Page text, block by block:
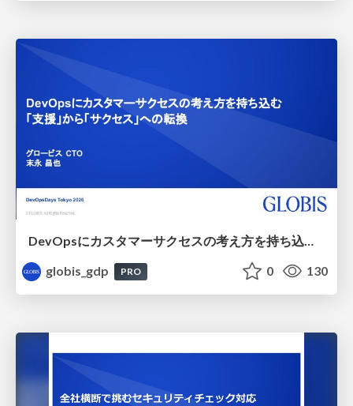
DevOpsにカスタマーサクセスの考え方を持ち込む - 「支援」から「サクセス」への転換
globis_gdp
PRO 0 130